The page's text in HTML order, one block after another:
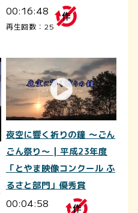
00:16:48
再生回数：25
夜空に響く祈りの鐘 ～ごん
ごん祭り～ | 平成23年度
「とやま映像コンクール ふ
るさと部門」優秀賞
00:04:58